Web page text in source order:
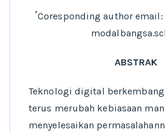
*Coresponding author
ABSTRAK
Teknologi digital
terus merubah kebiasaan
menyelesaikan